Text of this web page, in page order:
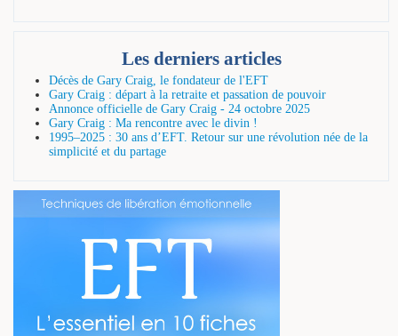
Les derniers articles
Décès de Gary Craig, le fondateur de l'EFT
Gary Craig : départ à la retraite et passation de pouvoir
Annonce officielle de Gary Craig - 24 octobre 2025
Gary Craig : Ma rencontre avec le divin !
1995–2025 : 30 ans d’EFT. Retour sur une révolution née de la
simplicité et du partage